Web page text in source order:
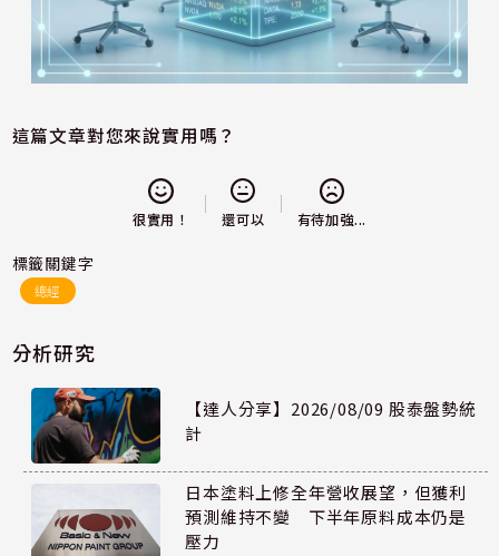
這篇文章對您來說實用嗎？
很實用！ 還可以 有待加強...
標籤關鍵字
總經
分析研究
【達人分享】2026/08/09 股泰盤勢統
計
日本塗料上修全年營收展望，但獲利
預測維持不變 下半年原料成本仍是
壓力